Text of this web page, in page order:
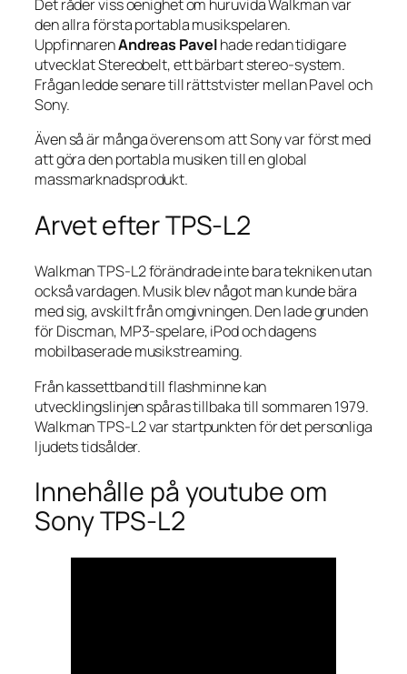
Det råder viss oenighet om huruvida Walkman var
den allra första portabla musikspelaren.
UppfinnarenAndreas Pavelhade redan tidigare
utvecklat Stereobelt, ett bärbart stereo-system.
Frågan ledde senare till rättstvister mellan Pavel och
Sony.
Även så är många överens om att Sony var först med
att göra den portabla musiken till en global
massmarknadsprodukt.
Arvet efter TPS-L2
Walkman TPS-L2 förändrade inte bara tekniken utan
också vardagen. Musik blev något man kunde bära
med sig, avskilt från omgivningen. Den lade grunden
för Discman, MP3-spelare, iPod och dagens
mobilbaserade musikstreaming.
Från kassettband till flashminne kan
utvecklingslinjen spåras tillbaka till sommaren 1979.
Walkman TPS-L2 var startpunkten för det personliga
ljudets tidsålder.
Innehålle på youtube om
Sony TPS-L2